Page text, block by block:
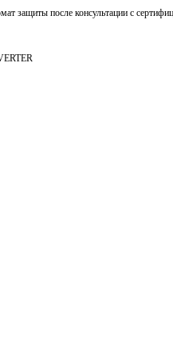
защиты после консультации с